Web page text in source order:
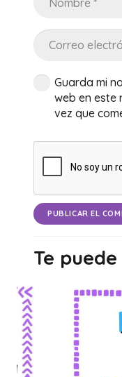
Guarda mi
web en este
vez que
PUBLICAR EL
Te